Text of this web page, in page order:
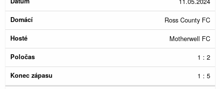
Ross County FC
Motherwell FC
1 : 2
1 : 5